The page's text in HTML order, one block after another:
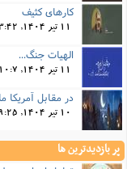
کارهای کثیف
11 تیر 1404, 13:42
الهیات جنگ...
11 تیر 1404, 10:7
در مقابل آمریکا
10 تیر 1404, 9:25
پر بازدیدترین ها